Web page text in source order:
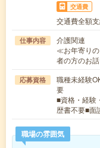
交通費
交通費全額
仕事内容
介護関連
≪お年寄り
者の方のお
応募資格
職種未経験
要
■資格・経験
歴書不要■面
職場の雰囲気